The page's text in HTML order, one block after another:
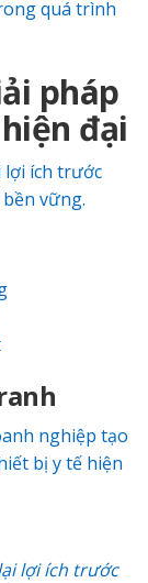
quá trình
pháp
đại
lợi ích trước
vững.
nghiệp tạo
bị y tế hiện
lợi ích trước